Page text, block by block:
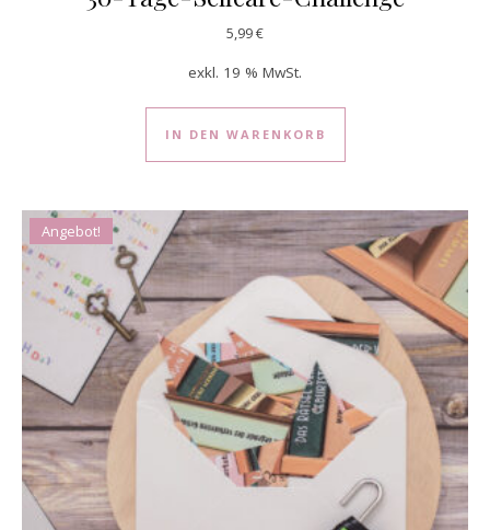
5,99€
exkl. 19 % MwSt.
IN DEN WARENKORB
Angebot!